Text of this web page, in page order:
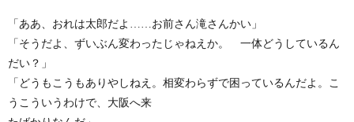
「ああ、おれは太郎だよ……お前さん滝さんかい」
「そうだよ、ずいぶん変わったじゃねえか。 一体どうしているん
だい？」
「どうもこうもありやしねえ。相変わらずで困っているんだよ。こ
うこういうわけで、大阪へ来